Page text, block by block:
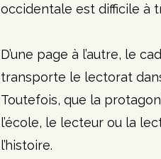
occidentale est difficile à
D’une page à l’autre, le
transporte le lectorat
Toutefois, que la
l’école, le lecteur ou la
l’histoire.